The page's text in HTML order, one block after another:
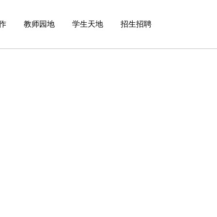
教师园地 学生天地 招生招聘